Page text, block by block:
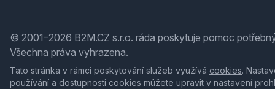
© 2001–2026 B2M.CZ s.r.o. ráda poskytuje pomoc
Všechna práva vyhrazena.
Tato stránka v rámci poskytování služeb využívá cookies.
používání a dostupnosti cookies můžete upravit v nastavení